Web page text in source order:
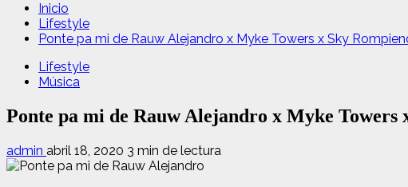
Inicio
Lifestyle
Ponte pa mi de Rauw Alejandro x Myke Towers x Sky
Lifestyle
Música
Ponte pa mi de Rauw Alejandro x Myke Towers
admin abril 18, 2020 3 min de lectura